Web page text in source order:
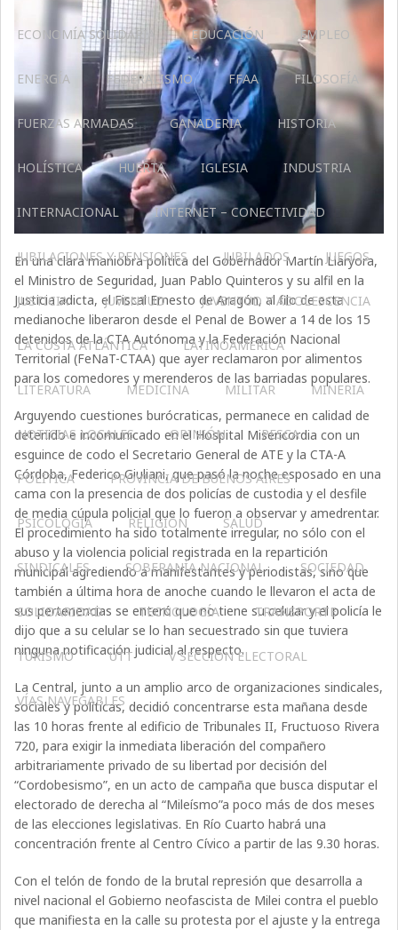
ECONOMÍA SOLIDARIA EDUCACIÓN EMPLEO
ENERGÍA FEDERALISMO FFAA FILOSOFÍA
FUERZAS ARMADAS GANADERIA HISTORIA
HOLÍSTICA HUERTA IGLESIA INDUSTRIA
INTERNACIONAL INTERNET – CONECTIVIDAD
JUBILACIONES Y PENSIONES JUBILADOS JUEGOS
JUSTICIA JUVENTUD JUVENTUD Y ADOLESCENCIA
LA COSTA ATLÁNTICA LATINOAMERICA
LITERATURA MEDICINA MILITAR MINERIA
NOTICIAS LOCALES OPINIÓN PESCA
POLÍTICA PROVINCIA DE BUENOS AIRES
PSICOLOGÍA RELIGIÓN SALUD
SINDICALES SOBERANÍA NACIONAL SOCIEDAD
SOLIDARIDAD TECNOLOGÍA TRANSPORTE
TURISMO UTT V SECCIÓN ELECTORAL
VÍAS NAVEGABLES
En una clara maniobra política del Gobernador Martín Llaryora,
el Ministro de Seguridad, Juan Pablo Quinteros y su alfil en la
Justicia adicta, el Fiscal Ernesto de Aragón, al filo de esta
medianoche liberaron desde el Penal de Bower a 14 de los 15
detenidos de la CTA Autónoma y la Federación Nacional
Territorial (FeNaT-CTAA) que ayer reclamaron por alimentos
para los comedores y merenderos de las barriadas populares.
Arguyendo cuestiones burócraticas, permanece en calidad de
detenido e incomunicado en el Hospital Misericordia con un
esguince de codo el Secretario General de ATE y la CTA-A
Córdoba, Federico Giuliani, que pasó la noche esposado en una
cama con la presencia de dos policías de custodia y el desfile
de media cúpula policial que lo fueron a observar y amedrentar.
El procedimiento ha sido totalmente irregular, no sólo con el
abuso y la violencia policial registrada en la repartición
municipal agrediendo a manifestantes y periodistas, sino que
también a última hora de anoche cuando le llevaron el acta de
sus pertenencias se enteró que no tiene su celular y el policía le
dijo que a su celular se lo han secuestrado sin que tuviera
ninguna notificación judicial al respecto.
La Central, junto a un amplio arco de organizaciones sindicales,
sociales y políticas, decidió concentrarse esta mañana desde
las 10 horas frente al edificio de Tribunales II, Fructuoso Rivera
720, para exigir la inmediata liberación del compañero
arbitrariamente privado de su libertad por decisión del
“Cordobesismo”, en un acto de campaña que busca disputar el
electorado de derecha al “Mileísmo”a poco más de dos meses
de las elecciones legislativas. En Río Cuarto habrá una
concentración frente al Centro Cívico a partir de las 9.30 horas.
Con el telón de fondo de la brutal represión que desarrolla a
nivel nacional el Gobierno neofascista de Milei contra el pueblo
que manifiesta en la calle su protesta por el ajuste y la entrega